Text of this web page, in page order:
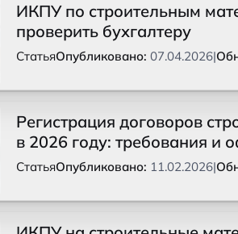
ИКПУ по строительным
проверить бухгалтеру
СтатьяОпубликовано: 07.04.2026|
Регистрация договоров
в 2026 году: требования
СтатьяОпубликовано: 11.02.2026|